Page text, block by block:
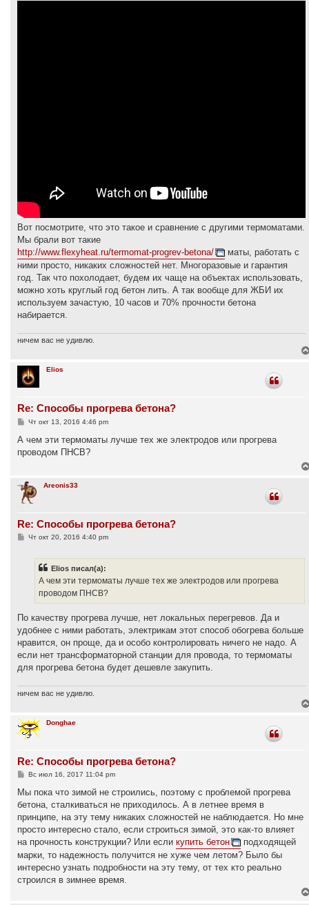
Вот посмотрите, что это такое и сравнение с другими термоматами.
Мы брали вот такие
http://www.flexyheat.ru/termomat-progrev-betona/
маты, работать с
ними просто, никаких сложностей нет. Многоразовые и гарантия
год. Так что похолодает, будем их чаще на объектах использовать,
можно хоть круглый год бетон лить. А так вообще для ЖБИ их
используем зачастую, 10 часов и 70% прочности бетона
набирается.
ничем вас не удивлю.
Elios
Re: Способы прогрева бетона?
С
о
щ
е
Чт окт 13, 2016 4:46 pm
А чем эти термоматы лучше тех же электродов или прогрева
проводом ПНСВ?
Areonis33
Re: Способы прогрева бетона?
СЧт окт 20, 2016 4:40 pm
Elios писал(а):
А чем эти термоматы лучше тех же электродов или прогрева
проводом ПНСВ?
По качеству прогрева лучше, нет локальных перегревов. Да и
удобнее с ними работать, электрикам этот способ обогрева больше
нравится, он проще, да и особо контролировать ничего не надо. А
если нет трансформаторной станции для провода, то термоматы
для прогрева бетона будет дешевле закупить.
ничем вас не удивлю.
Donghae
Re: Способы прогрева бетона?
С
о
щ
е
и
е
Вс июл 16, 2017 11:04 pm
Мы пока что зимой не строились, поэтому с проблемой прогрева
бетона, сталкиваться не приходилось. А в летнее время в
принципе, на эту тему никаких сложностей не наблюдается. Но мне
просто интересно стало, если строиться зимой, это как-то влияет
на прочность конструкции? Или если купить бетон
подходящей
марки, то надежность получится не хуже чем летом? Было бы
интересно узнать подробности на эту тему, от тех кто реально
строился в зимнее время.